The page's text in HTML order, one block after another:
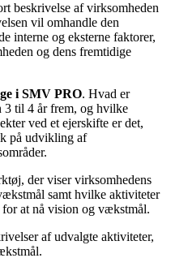
beskrivelse af virksomheden
vil omhandle den
interne og eksterne faktorer,
og dens fremtidige
i SMV PRO. Hvad er
3 til 4 år frem, og hvilke
ved et ejerskifte er det,
på udvikling af
der viser virksomhedens
samt hvilke aktiviteter
for at nå vision og vækstmål.
af udvalgte aktiviteter,